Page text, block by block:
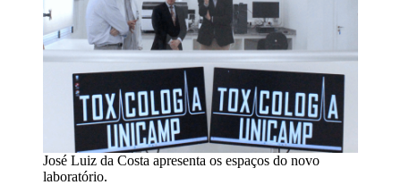
José Luiz da Costa apresenta os espaços do novo
laboratório.